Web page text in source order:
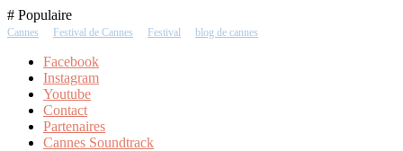
Skip
To
# Populaire
Cannes Festival de Cannes Festival blog de cannes
Facebook
Instagram
Youtube
Contact
Partenaires
Cannes Soundtrack